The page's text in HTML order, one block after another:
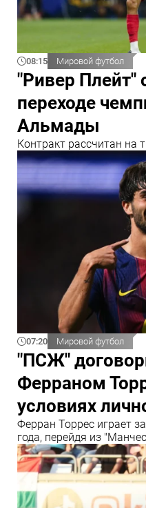
08:15 Мировой футбол
"Ривер Плейт"
переходе
Альмады
Контракт рассчитан на
07:20 Мировой футбол
"ПСЖ"
Ферраном
условиях
Ферран Торрес играет
года, перейдя из